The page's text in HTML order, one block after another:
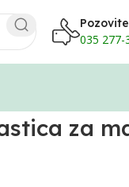
035 277-
za